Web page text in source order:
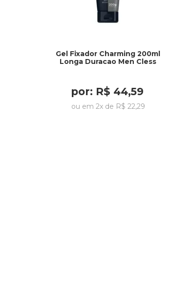
Gel Fixador Charming 200ml
Longa Duracao Men Cless
por: R$ 44,59
ou em 2x de R$ 22,29